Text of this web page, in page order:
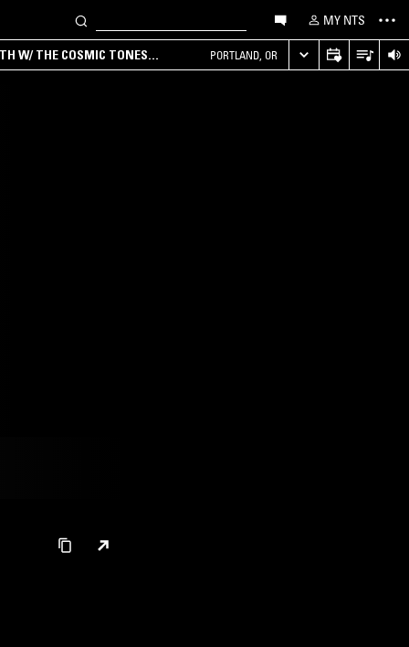
MY NTS
W/ THE COSMIC TONES
PORTLAND, OR